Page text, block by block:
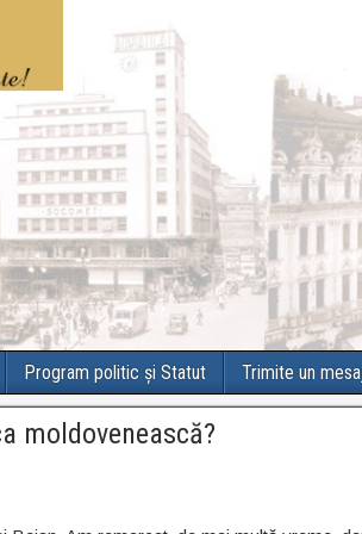
Program politic și Statut Trimite un
moldovenească?